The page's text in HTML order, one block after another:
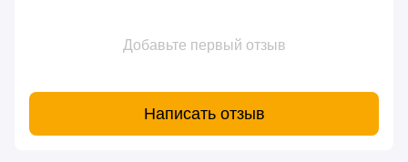
Добавьте первый отзыв
Написать отзыв